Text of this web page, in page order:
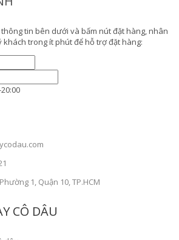
tin bên dưới và bấm nút đặt hàng, nhân
khách trong ít phút để hỗ trợ đặt hàng:
1, Quận 10, TP.HCM
CÔ DÂU